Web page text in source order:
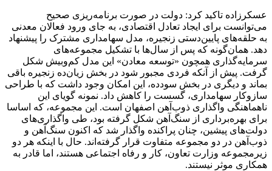
عسکرزاده تاکید کرد: دولت در صورت برنامه‌ریزی صحیح
می‌توانست برای ایجاد تعادل اقتصادی، به جای ورود فعالان معدنی
به حلقه‌های پایین‌دستی زنجیره، مدل سهامداری مشترک را پیشنهاد
دهد. همان‌گونه که پس از سال‌ها با تشکیل مجموعه‌های
سرمایه‌گذاری همچون «توسعه معادن» این مدل کم‌وبیش شکل
گرفت. پیش از آنکه فردی مجبور شود در بخش زیان‌ده زنجیره باقی
بماند و دیگری در بخش سودده، این امکان وجود داشت که با طراحی
سازوکار سهامداری، گسست را کاهش داد. نمونه گویای این
ناهماهنگی واگذاری ذوب‌آهن اصفهان است. این مجموعه، که اساسا
برای بهره‌برداری از سنگ‌آهن شکل گرفته بود، طی واگذاری‌های
دولت‌های پیشین، چنان پراکنده واگذار شد که اکنون سنگ‌آهن و
ذوب‌آهن در دو مجموعه متفاوت قرار گرفته‌اند. حال با اینکه هر دو
زیرمجموعه وزارت تعاون، کار و رفاه اجتماعی‌ هستند، اما قادر به
همکاری موثر نیستند.